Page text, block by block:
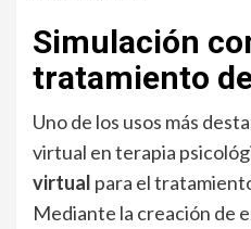
Simulación
tratamiento
Uno de los usos más
virtual en terapia
virtual para el
Mediante la creación de